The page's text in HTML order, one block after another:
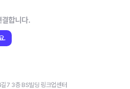
합니다.
.
7 3층 BS빌딩 링크업센터